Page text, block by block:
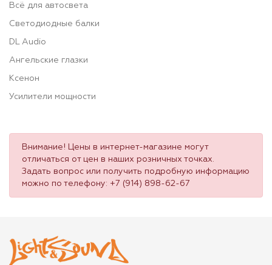
Всё для автосвета
Светодиодные балки
DL Audio
Ангельские глазки
Ксенон
Усилители мощности
Внимание! Цены в интернет-магазине могут
отличаться от цен в наших розничных точках.
Задать вопрос или получить подробную информацию
можно по телефону: +7 (914) 898-62-67